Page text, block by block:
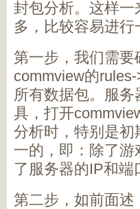
封包分析。这样
多，比较容易进行
第一步，我们需
commview的
所有数据包。服
具，打开
分析时，特别是
一的，即：除了
了服务器的IP和
第二步，如前面述